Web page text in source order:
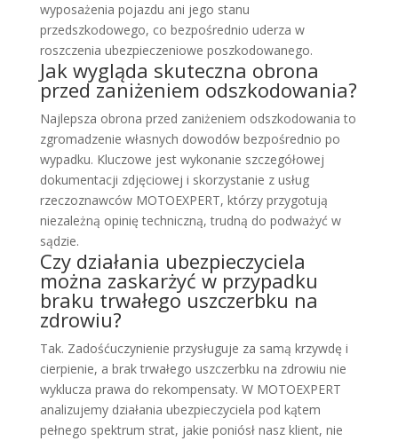
wyposażenia pojazdu ani jego stanu
przedszkodowego, co bezpośrednio uderza w
roszczenia ubezpieczeniowe poszkodowanego.
Jak wygląda skuteczna obrona
przed zaniżeniem odszkodowania?
Najlepsza obrona przed zaniżeniem odszkodowania to
zgromadzenie własnych dowodów bezpośrednio po
wypadku. Kluczowe jest wykonanie szczegółowej
dokumentacji zdjęciowej i skorzystanie z usług
rzeczoznawców MOTOEXPERT, którzy przygotują
niezależną opinię techniczną, trudną do podważyć w
sądzie.
Czy działania ubezpieczyciela
można zaskarżyć w przypadku
braku trwałego uszczerbku na
zdrowiu?
Tak. Zadośćuczynienie przysługuje za samą krzywdę i
cierpienie, a brak trwałego uszczerbku na zdrowiu nie
wyklucza prawa do rekompensaty. W MOTOEXPERT
analizujemy działania ubezpieczyciela pod kątem
pełnego spektrum strat, jakie poniósł nasz klient, nie